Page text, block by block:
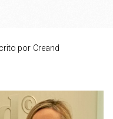
por Creand